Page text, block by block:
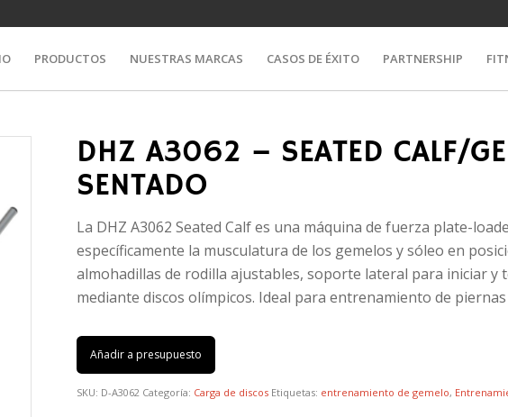
PRODUCTOS NUESTRAS MARCAS CASOS DE ÉXITO PARTNERSHIP
DHZ A3062 – SEATED CALF/
SENTADO
La DHZ A3062 Seated Calf es una máquina de fuerza plate-
específicamente la musculatura de los gemelos y sóleo en
almohadillas de rodilla ajustables, soporte lateral para iniciar y
mediante discos olímpicos. Ideal para entrenamiento de
Añadir a presupuesto
SKU: D-A3062 Categoría: Carga de discos Etiquetas: entrenamiento de gemelo,